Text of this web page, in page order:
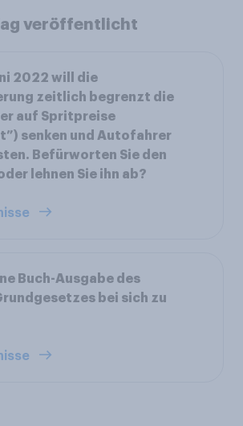
veröffentlicht
2022 will die
zeitlich begrenzt die
auf Spritpreise
senken und Autofahrer
Befürworten Sie den
lehnen Sie ihn ab?
Buch-Ausgabe des
bei sich zu